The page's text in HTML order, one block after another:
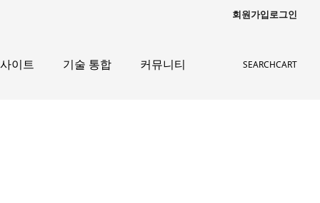
회원가입로그인
이트 기술 통합 커뮤니티 SEARCHCART